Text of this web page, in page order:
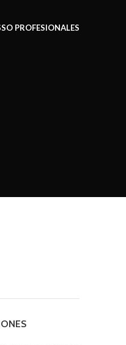
PROFESIONALES